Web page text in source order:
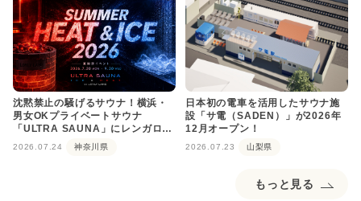
沈黙禁止の騒げるサウナ！横浜・
男女OKプライベートサウナ
「ULTRA SAUNA」にレンガロウ
リュが登場
2026.07.24 神奈川県
日本初の電車を活用したサウナ施
設「サ電（SADEN）」が2026年
12月オープン！
2026.07.23 山梨県
もっと見る